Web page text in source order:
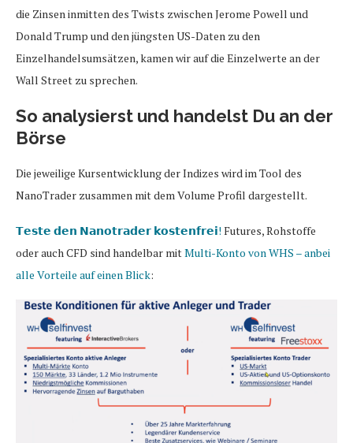
die Zinsen inmitten des Twists zwischen Jerome Powell und
Donald Trump und den jüngsten US-Daten zu den
Einzelhandelsumsätzen, kamen wir auf die Einzelwerte an der
Wall Street zu sprechen.
So analysierst und handelst Du an der
Börse
Die jeweilige Kursentwicklung der Indizes wird im Tool des
NanoTrader zusammen mit dem Volume Profil dargestellt.
𝗧𝗲𝘀𝘁𝗲 𝗱𝗲𝗻 𝗡𝗮𝗻𝗼𝘁𝗿𝗮𝗱𝗲𝗿 𝗸𝗼𝘀𝘁𝗲𝗻𝗳𝗿𝗲𝗶! Futures, Rohstoffe
oder auch CFD sind handelbar mitMulti-Konto von WHS – anbei
alle Vorteile auf einen Blick: